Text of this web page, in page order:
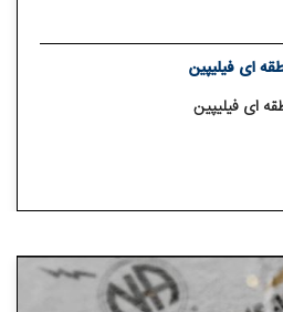
ای فیلیپین
ای فیلیپین